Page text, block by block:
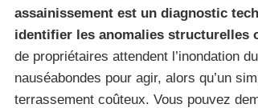
assainissement est un diagnostic
identifier les anomalies structurelles
de propriétaires attendent l’inondation
nauséabondes pour agir, alors qu’un
terrassement coûteux. Vous pouvez